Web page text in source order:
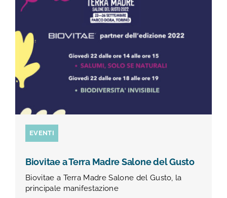
TEST E STUDI
CHI SIAMO
NEWS
RISORSE
CONTATTI
EVENTI
Biovitae a Terra Madre Salone del Gusto
Biovitae a Terra Madre Salone del Gusto, la
principale manifestazione